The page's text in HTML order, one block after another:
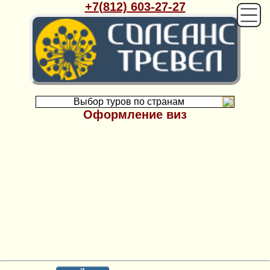
+7(812) 603-27-27
Выбор туров по странам
Оформление виз